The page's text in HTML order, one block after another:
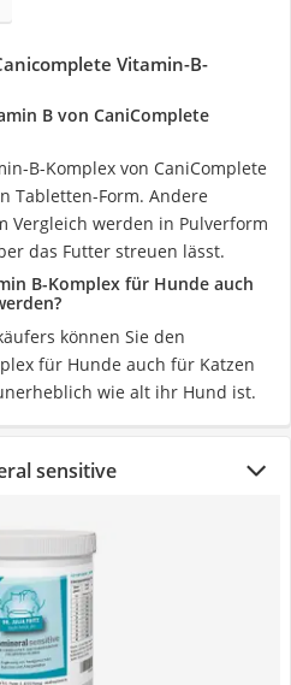
Vitamin-B-
B von CaniComplete
B-Komplex von CaniComplete
Tabletten-Form. Andere
Vergleich werden in Pulverform
das Futter streuen lässt.
B-Komplex für Hunde auch
können Sie den
für Hunde auch für Katzen
wie alt ihr Hund ist.
sensitive